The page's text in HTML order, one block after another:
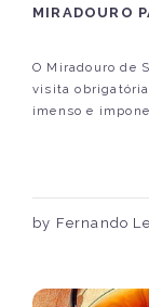
MIRADOURO
O Miradouro de
visita
imenso e
by Fernando